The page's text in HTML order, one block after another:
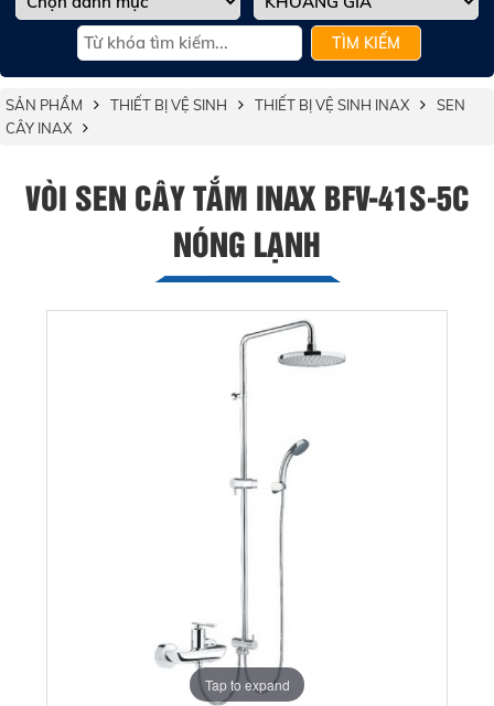
TÌM KIẾM
SẢN PHẨM THIẾT BỊ VỆ SINH THIẾT BỊ VỆ SINH INAX
SEN
CÂY INAX
VÒI SEN CÂY TẮM INAX BFV-41S-5C
NÓNG LẠNH
Tap to expand
Tap to expand